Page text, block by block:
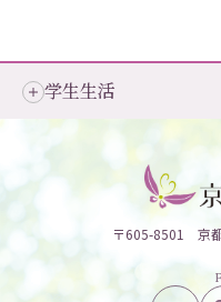
学生生活
〒605-8501 京